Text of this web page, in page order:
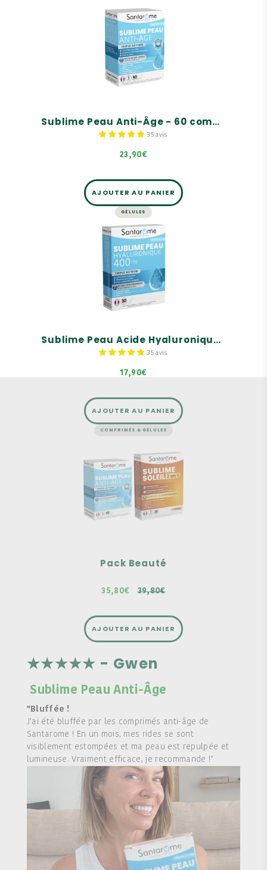
Sublime Peau Anti-Âge - 60 comprimés
35 avis
23,90€
PEAU
Sublime Peau Anti-Âge - 60
comprimés
Correction des rides
Jeunesse et fermeté de la peau
AJOUTER AU PANIER
GÉLULES
Sublime Peau Acide Hyaluronique 400 mg - 30 gélules
35 avis
17,90€
PEAU
Sublime Peau Acide
Hyaluronique 400 mg - 30
gélules
Hydratation de la peau
Élasticité de la peau
Peau visiblement repulpée
AJOUTER AU PANIER
COMPRIMÉS & GÉLULES
Pack Beauté
35,80€ 39,80€
Pack Beauté
Un duo complémentaire
Autobronzant & préparateur solaire
Triple action anti-âge
AJOUTER AU PANIER
★★★★★ - Gwen
Sublime Peau Anti-Âge
"Bluffée !
J’ai été bluffée par les comprimés anti-âge de
Santarome ! En un mois, mes rides se sont
visiblement estompées et ma peau est repulpée et
lumineuse. Vraiment efficace, je recommande !"